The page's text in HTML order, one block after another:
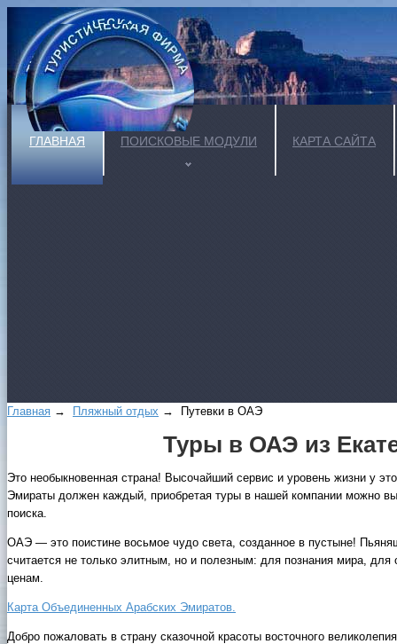
ГЛАВНАЯ ПОИСКОВЫЕ МОДУЛИ КАРТА САЙТА
Главная → Пляжный отдых → Путевки в ОАЭ
Туры в ОАЭ из
Это необыкновенная страна! Высочайший сервис и уровень жизни у
Эмираты должен каждый, приобретая туры в нашей компании можно
поиска.
ОАЭ — это поистине восьмое чудо света, созданное в пустыне!
считается не только элитным, но и полезным: для познания мира,
ценам.
Карта Объединенных Арабских Эмиратов.
Добро пожаловать в страну сказочной красоты восточного